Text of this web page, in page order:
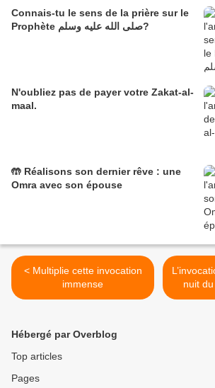
Connais-tu le sens de la prière sur le
Prophète صلى الله عليه وسلم?
N'oubliez pas de payer votre Zakat-al-
maal.
🤲 Réalisons son dernier rêve : une
Omra avec son épouse
< Multiplie cette invocation
immense
nuit
Hébergé par Overblog
Top articles
Pages